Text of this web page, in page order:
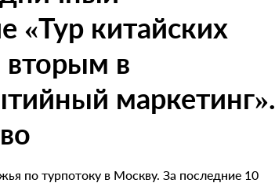
«Тур китайских
вторым в
маркетинг».
по турпотоку в Москву. За последние 10